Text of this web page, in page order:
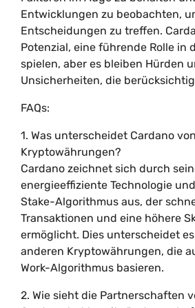
Entwicklungen zu beobachten,
Entscheidungen zu treffen.
Potenzial, eine führende Rolle in
spielen, aber es bleiben Hürden
Unsicherheiten, die
FAQs:
1. Was unterscheidet Cardano
Kryptowährungen?
Cardano zeichnet sich durch
energieeffiziente Technologie
Stake-Algorithmus aus, der
Transaktionen und eine höhere
ermöglicht. Dies unterscheidet
anderen Kryptowährungen, die
Work-Algorithmus basieren.
2. Wie sieht die Partnerschaften